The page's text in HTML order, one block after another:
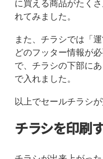
に買える商品がたく
れてみました。
また、チラシでは「
どのフッター情報が
で、チラシの下部に
で入れました。
以上でセールチラシが
チラシを印刷